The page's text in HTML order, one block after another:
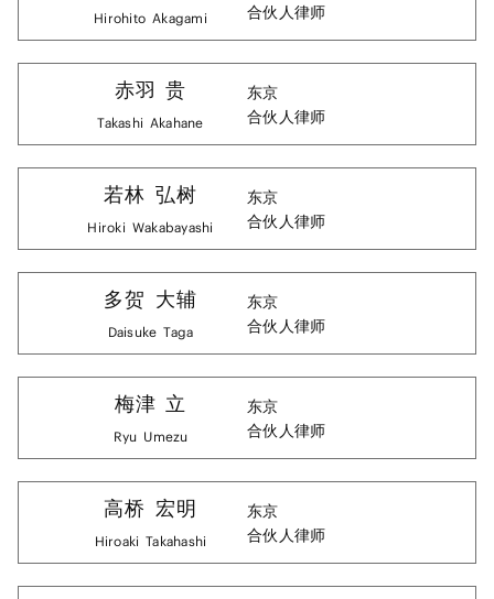
Hirohito Akagami
合伙人律师
赤羽 贵
Takashi Akahane
东京
合伙人律师
若林 弘树
Hiroki Wakabayashi
东京
合伙人律师
多贺 大辅
Daisuke Taga
东京
合伙人律师
梅津 立
Ryu Umezu
东京
合伙人律师
高桥 宏明
Hiroaki Takahashi
东京
合伙人律师